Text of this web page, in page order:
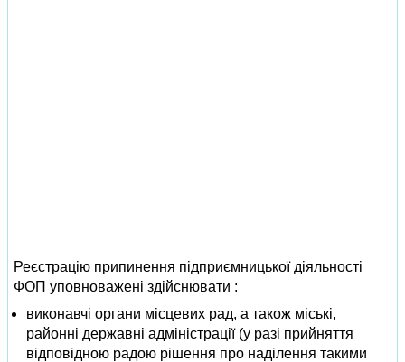
Реєстрацію припинення підприємницької діяльності
ФОП уповноважені здійснювати :
виконавчі органи місцевих рад, а також міські,
районні державні адміністрації (у разі прийняття
відповідною радою рішення про наділення такими